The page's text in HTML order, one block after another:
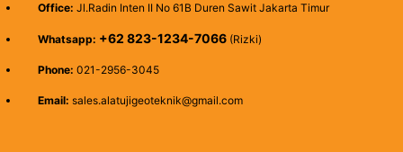
Office: Jl.Radin Inten II No 61B Duren Sawit Jakarta Timur
Whatsapp: +62 823-1234-7066(Rizki)
Phone: 021-2956-3045
Email: sales.alatujigeoteknik@gmail.com